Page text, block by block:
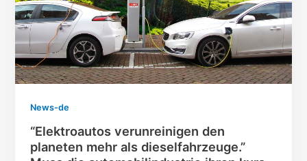
News-de
“Elektroautos verunreinigen den
planeten mehr als dieselfahrzeuge.”